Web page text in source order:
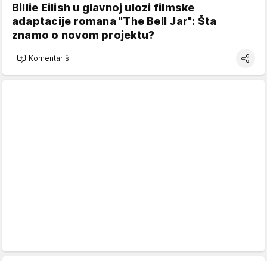
Billie Eilish u glavnoj ulozi filmske
adaptacije romana "The Bell Jar": Šta
znamo o novom projektu?
Komentariši